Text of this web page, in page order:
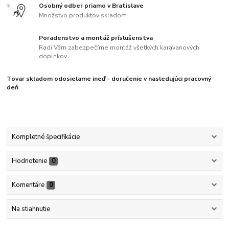
Osobný odber priamo v Bratislave
Množstvo produktov skladom
Poradenstvo a montáž príslušenstva
Radi Vám zabezpečíme montáž všetkých karavanových
doplnkov
Tovar skladom odosielame ineď - doručenie v nasledujúci pracovný
deň
Kompletné špecifikácie
Hodnotenie 0
Komentáre 0
Na stiahnutie